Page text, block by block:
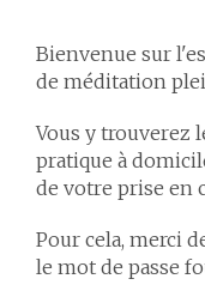
Bienvenue sur
de méditation
Vous y trouverez
pratique à
de votre prise en
Pour cela, merci
le mot de passe